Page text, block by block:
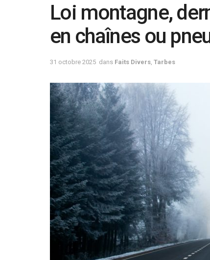
Loi montagne,
en chaînes ou
31 octobre 2025 dans Faits Divers Tarbes